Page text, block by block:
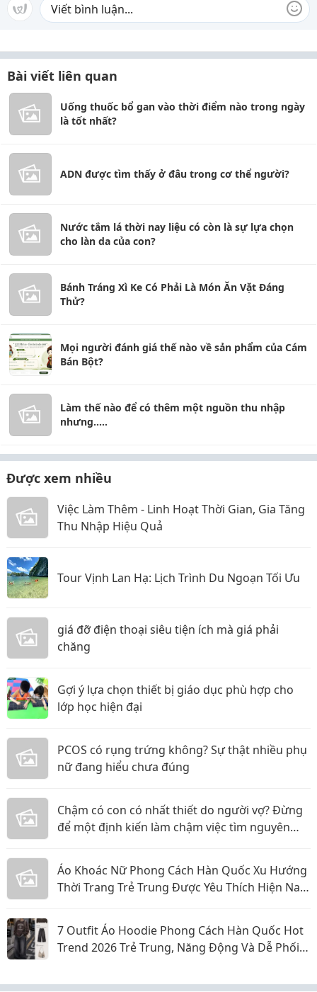
Bài viết liên quan
Uống thuốc bổ gan vào thời điểm nào trong ngày
là tốt nhất?
ADN được tìm thấy ở đâu trong cơ thể người?
Nước tắm lá thời nay liệu có còn là sự lựa chọn
cho làn da của con?
Bánh Tráng Xì Ke Có Phải Là Món Ăn Vặt Đáng
Thử?
Mọi người đánh giá thế nào về sản phẩm của Cám
Bán Bột?
Làm thế nào để có thêm một nguồn thu nhập
nhưng.....
Được xem nhiều
Việc Làm Thêm - Linh Hoạt Thời Gian, Gia Tăng
Thu Nhập Hiệu Quả
Tour Vịnh Lan Hạ: Lịch Trình Du Ngoạn Tối Ưu
giá đỡ điện thoại siêu tiện ích mà giá phải
chăng
Gợi ý lựa chọn thiết bị giáo dục phù hợp cho
lớp học hiện đại
PCOS có rụng trứng không? Sự thật nhiều phụ
nữ đang hiểu chưa đúng
Chậm có con có nhất thiết do người vợ? Đừng
để một định kiến làm chậm việc tìm nguyên
Áo Khoác Nữ Phong Cách Hàn Quốc Xu Hướng
Thời Trang Trẻ Trung Được Yêu Thích Hiện Nay
7 Outfit Áo Hoodie Phong Cách Hàn Quốc Hot
Trend 2026 Trẻ Trung, Năng Động Và Dễ Phối